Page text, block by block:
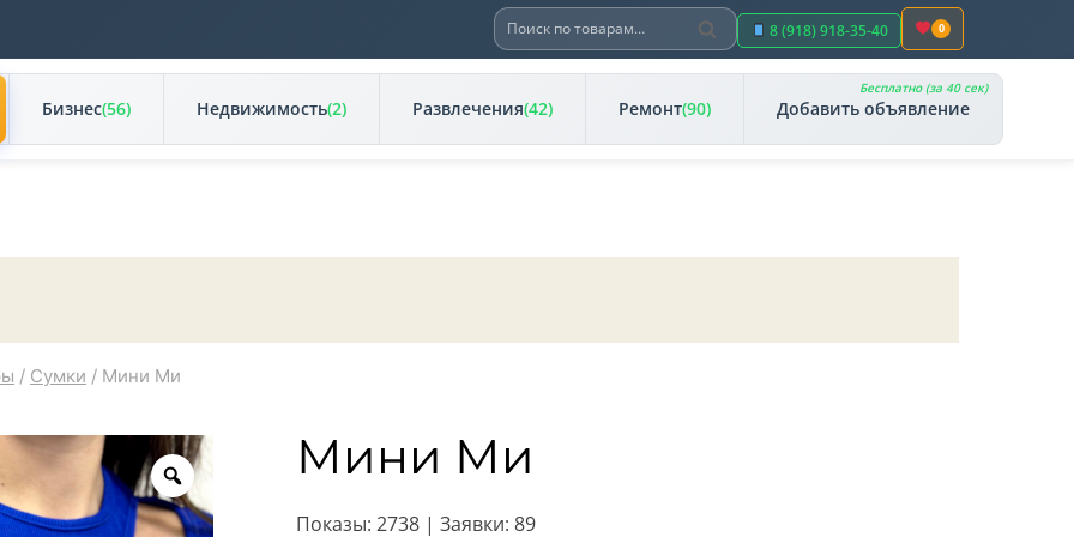
Искать:
Поиск
8 (918) 918-35-40 0
Бизнес(56) Недвижимость(2) Развлечения(42) Ремонт(90) Добавить объявление
Бесплатно (за 40 сек)
/ Сумки / Мини Ми
Zoom Мини Ми
Показы: 2738 | Заявки: 89